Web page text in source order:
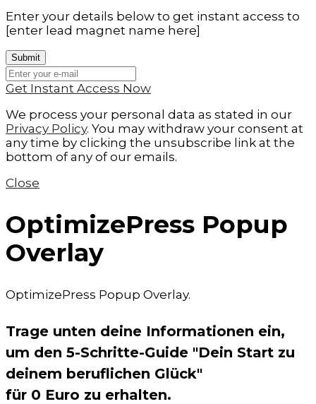
Enter your details below to get instant access to
[enter lead magnet name here]
Get Instant Access Now
We process your personal data as stated in our
Privacy Policy. You may withdraw your consent at
any time by clicking the unsubscribe link at the
bottom of any of our emails.
Close
OptimizePress Popup
Overlay
OptimizePress Popup Overlay.
Trage unten deine Informationen ein,
um den 5-Schritte-Guide "Dein Start zu
deinem beruflichen Glück"
für 0 Euro zu erhalten.